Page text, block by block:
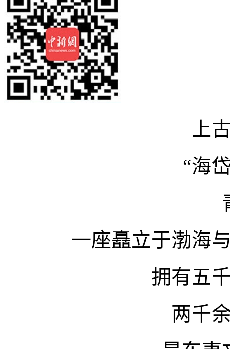
上
“海
一座矗立于渤海
拥有五
两千